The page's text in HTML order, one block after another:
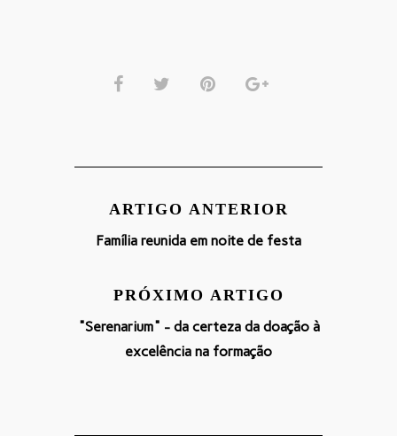
ARTIGO ANTERIOR
Família reunida em noite de festa
PRÓXIMO ARTIGO
"Serenarium" - da certeza da doação à
excelência na formação